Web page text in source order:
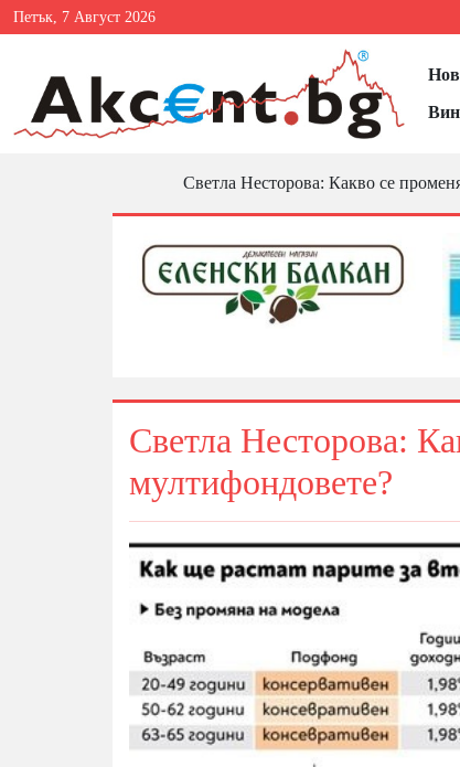
Петък, 7 Август 2026
Светла Несторова: Какво се
Светла Несторова:
мултифондовете?